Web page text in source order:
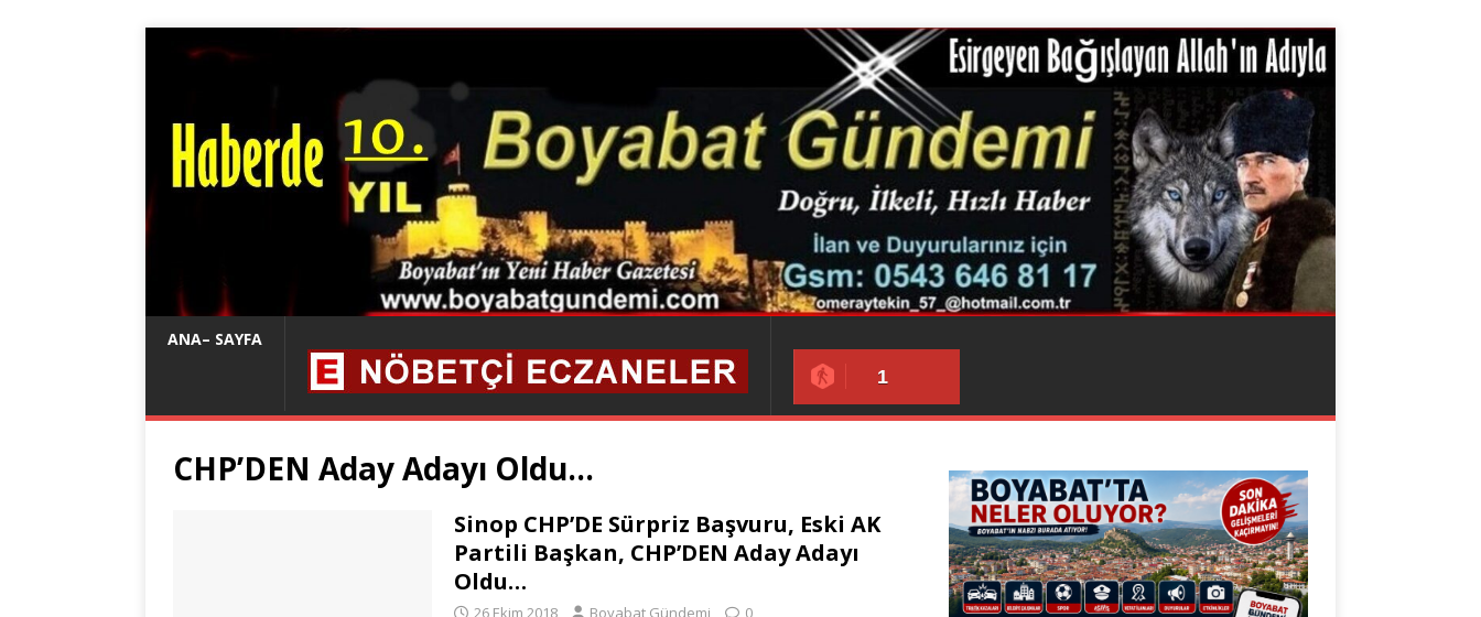
ANA– SAYFA
1
CHP’DEN Aday Adayı Oldu…
Sinop CHP’DE Sürpriz Başvuru, Eski AK
Partili Başkan, CHP’DEN Aday Adayı
Oldu…
26 Ekim 2018 Boyabat Gündemi 0